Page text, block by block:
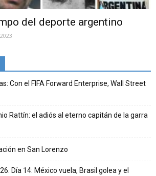
del deporte argentino
Con el FIFA Forward Enterprise, Wall Street
Rattín: el adiós al eterno capitán de la garra
en San Lorenzo
Día 14: México vuela, Brasil golea y el